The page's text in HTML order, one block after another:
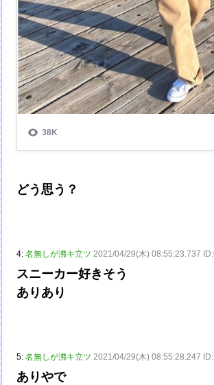
どう思う？
4:名無しが沸キ立ツ 2021/04/29(木) 08:55:23.737
スニーカー好きそう
ありあり
5:名無しが沸キ立ツ 2021/04/29(木) 08:55:28.247
ありやで